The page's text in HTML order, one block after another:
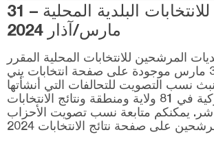
بيلاجيك
بيتليس
بولو
بوردور
المرشحون للانتخابات البلدية المحلية – 31
مارس/آذار 2024
المرشحين للانتخابات المحلية المقرر
إجراؤها في 31 مارس موجودة على صفحة انتخابات يني
نسب التصويت للتحالفات التي أنشأتها
الأحزاب التركية في 81 ولاية ومنطقة ونتائج الانتخابات
يمكنكم متابعة نسب تصويت الأحزاب